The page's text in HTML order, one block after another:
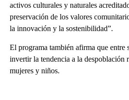
activos culturales y naturales
preservación de los valores
la innovación y la sostenibilidad”.
El programa también afirma que entre
invertir la tendencia a la despoblación
mujeres y niños.